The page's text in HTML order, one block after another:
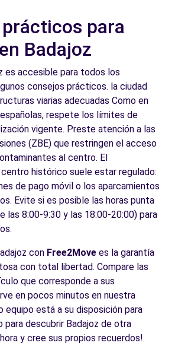
para
Badajoz
es accesible para todos los
consejos prácticos. la ciudad
viarias adecuadas Como en
respete los límites de
vigente. Preste atención a las
(ZBE) que restringen el acceso
al centro. El
histórico suele estar regulado:
de pago móvil o los aparcamientos
Evite si es posible las horas punta
las 8:00-9:30 y las 18:00-20:00) para
con Free2Move es la garantía
con total libertad. Compare las
que corresponde a sus
en pocos minutos en nuestra
equipo está a su disposición para
para descubrir Badajoz de otra
y cree sus propios recuerdos!